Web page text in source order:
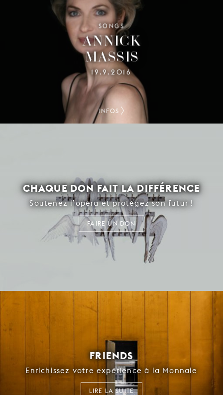
SONGS
ANNICK
MASSIS
19.9.2016
INFOS
CHAQUE DON FAIT LA DIFFÉRENCE
Soutenez l’opéra et protégez son futur !
FAIRE UN DON
FRIENDS
Enrichissez votre expérience à la Monnaie
LIRE LA SUITE